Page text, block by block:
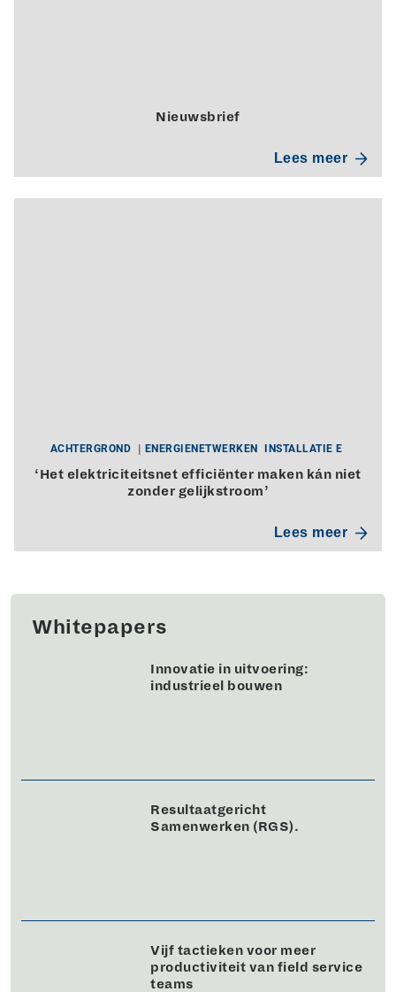
Nieuwsbrief
Lees meer
ACHTERGROND ENERGIENETWERKEN INSTALLATIE E
‘Het elektriciteitsnet efficiënter maken kán niet
zonder gelijkstroom’
Lees meer
Whitepapers
Innovatie in uitvoering:
industrieel bouwen
Resultaatgericht
Samenwerken (RGS).
Vijf tactieken voor meer
productiviteit van field service
teams